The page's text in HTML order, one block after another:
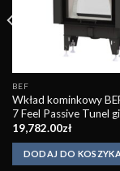
BEF
Wkład kominkowy
7 Feel Passive Tunel
19,782.00zł
DODAJ DO KOSZYKA